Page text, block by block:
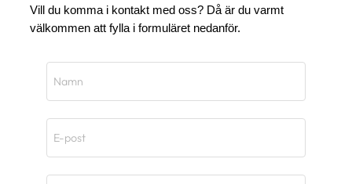
Vill du komma i kontakt med oss? Då är du varmt
välkommen att fylla i formuläret nedanför.